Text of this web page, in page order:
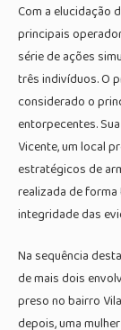
Com a elucidação
principais
série de ações
três indivíduos. O
considerado o
entorpecentes.
Vicente, um local
estratégicos de
realizada de
integridade das
Na sequência
de mais dois
preso no bairro
depois, uma